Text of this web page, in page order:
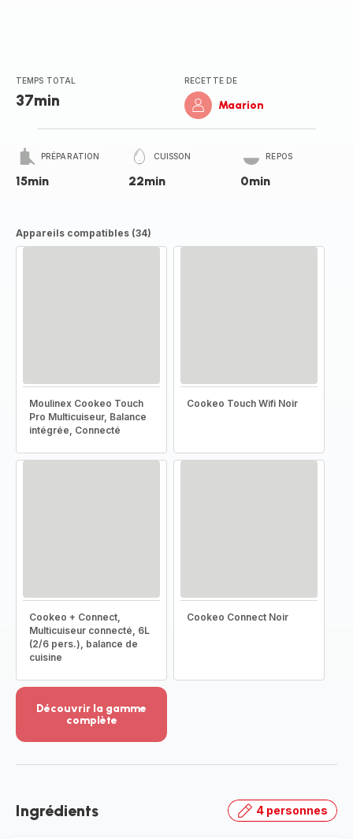
TEMPS TOTAL
37min
RECETTE DE
Maarion
PRÉPARATION
15min
CUISSON
22min
REPOS
0min
Appareils compatibles (34)
Moulinex Cookeo Touch
Pro Multicuiseur, Balance
intégrée, Connecté
Cookeo Touch Wifi Noir
Cookeo + Connect,
Multicuiseur connecté, 6L
(2/6 pers.), balance de
cuisine
Cookeo Connect Noir
Découvrir la gamme
complète
-
gamme
Ingrédients 4 personnes